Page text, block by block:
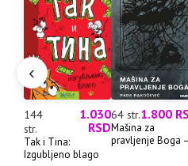
‹
144
str.
1.030
RSD
Tak i Tina:
Izgubljeno blago
64 str.1.800
Mašina za
pravljenje Boga –